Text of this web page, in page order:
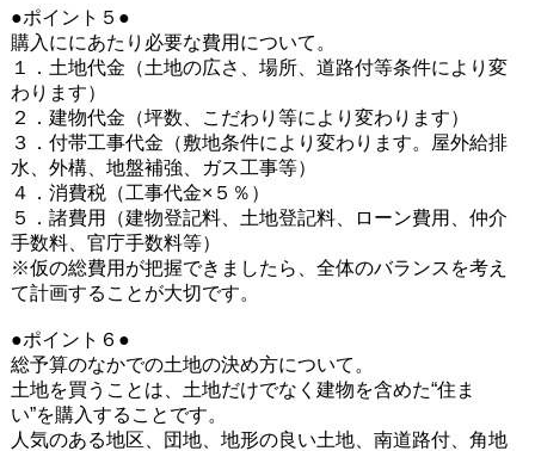
●ポイント５●
購入ににあたり必要な費用について。
１．土地代金（土地の広さ、場所、道路付等条件により変
わります）
２．建物代金（坪数、こだわり等により変わります）
３．付帯工事代金（敷地条件により変わります。屋外給排
水、外構、地盤補強、ガス工事等）
４．消費税（工事代金×５％）
５．諸費用（建物登記料、土地登記料、ローン費用、仲介
手数料、官庁手数料等）
※仮の総費用が把握できましたら、全体のバランスを考え
て計画することが大切です。
●ポイント６●
総予算のなかでの土地の決め方について。
土地を買うことは、土地だけでなく建物を含めた“住ま
い”を購入することです。
人気のある地区、団地、地形の良い土地、南道路付、角地